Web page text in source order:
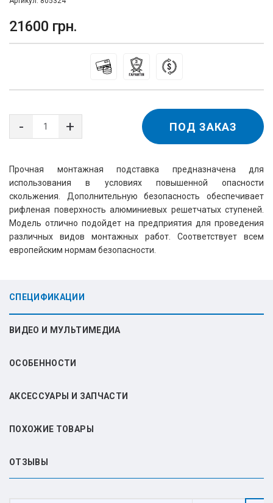
21600 грн.
Прочная монтажная подставка предназначена для
использования в условиях повышенной опасности
скольжения. Дополнительную безопасность обеспечивает
рифленая поверхность алюминиевых решетчатых ступеней.
Модель отлично подойдет на предприятия для проведения
различных видов монтажных работ. Соответствует всем
европейским нормам безопасности.
ПОД ЗАКАЗ
СПЕЦИФИКАЦИИ
ВИДЕО И МУЛЬТИМЕДИА
ОСОБЕННОСТИ
АКСЕССУАРЫ И ЗАПЧАСТИ
ПОХОЖИЕ ТОВАРЫ
ОТЗЫВЫ